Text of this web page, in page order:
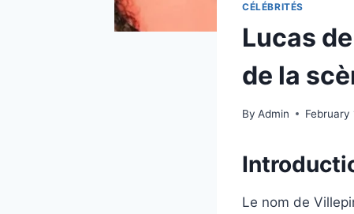
CÉLÉBRITÉS
Lucas
de la
By Admin February
Le nom de